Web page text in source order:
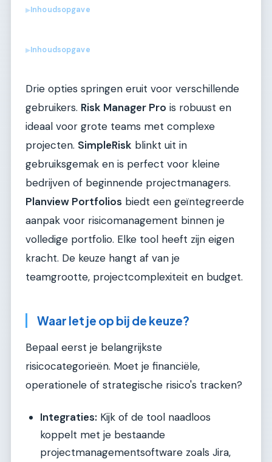
▶Inhoudsopgave
▶Inhoudsopgave
Drie opties springen eruit voor verschillende
gebruikers. Risk Manager Pro is robuust en
ideaal voor grote teams met complexe
projecten. SimpleRisk blinkt uit in
gebruiksgemak en is perfect voor kleine
bedrijven of beginnende projectmanagers.
Planview Portfolios biedt een geïntegreerde
aanpak voor risicomanagement binnen je
volledige portfolio. Elke tool heeft zijn eigen
kracht. De keuze hangt af van je
teamgrootte, projectcomplexiteit en budget.
Waar let je op bij de keuze?
Bepaal eerst je belangrijkste
risicocategorieën. Moet je financiële,
operationele of strategische risico's tracken?
Integraties: Kijk of de tool naadloos
koppelt met je bestaande
projectmanagementsoftware zoals Jira,